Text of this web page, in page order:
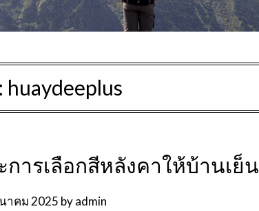
huaydeeplus
ารเลือกสีหลังคาให้บ้านเย็น
าคม 2025 byadmin